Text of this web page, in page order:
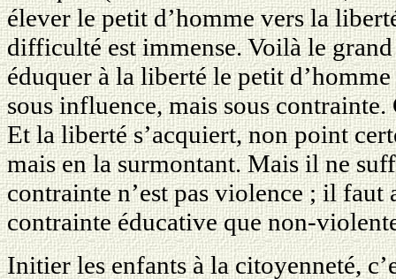
élever le petit d’homme vers la
difficulté est immense. Voilà le
éduquer à la liberté le petit
sous influence, mais sous
Et la liberté s’acquiert, non point
mais en la surmontant. Mais il ne
contrainte n’est pas violence ; il faut
contrainte éducative que non-
Initier les enfants à la citoyenneté,